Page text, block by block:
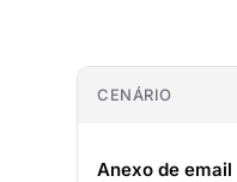
CENÁRIO
Anexo de email